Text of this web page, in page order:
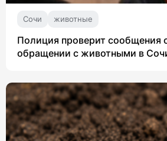
Сочи животные
Полиция проверит сообщения
обращении с животными в